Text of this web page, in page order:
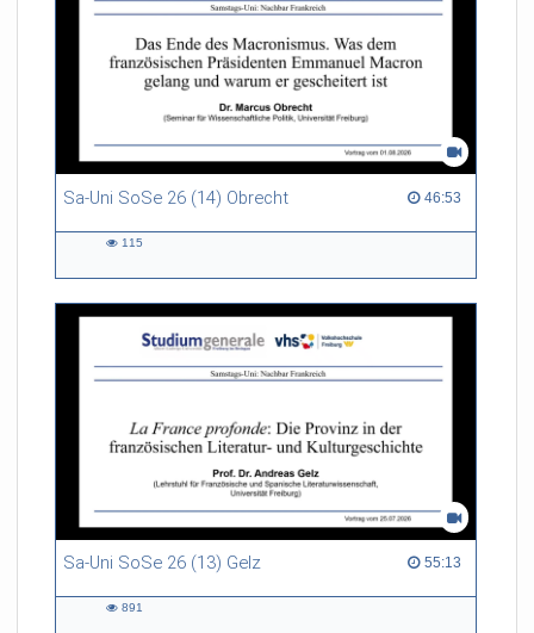
Sa-Uni SoSe 26 (14) Obrecht 46:53
46:53 duration
115
Sa-Uni SoSe 26 (13) Gelz 55:13
55:13 duration
891